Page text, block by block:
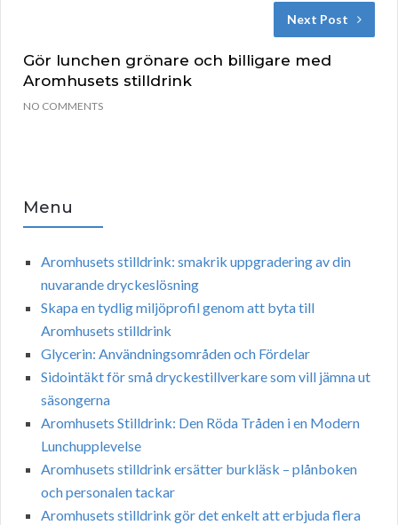
Next Post
Gör lunchen grönare och billigare med
Aromhusets stilldrink
NO COMMENTS
Menu
Aromhusets stilldrink: smakrik uppgradering av din
nuvarande dryckeslösning
Skapa en tydlig miljöprofil genom att byta till
Aromhusets stilldrink
Glycerin: Användningsområden och Fördelar
Sidointäkt för små dryckestillverkare som vill jämna ut
säsongerna
Aromhusets Stilldrink: Den Röda Tråden i en Modern
Lunchupplevelse
Aromhusets stilldrink ersätter burkläsk – plånboken
och personalen tackar
Aromhusets stilldrink gör det enkelt att erbjuda flera